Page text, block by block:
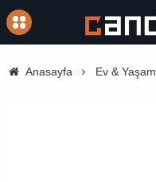
Anasayfa Ev & Yaşam